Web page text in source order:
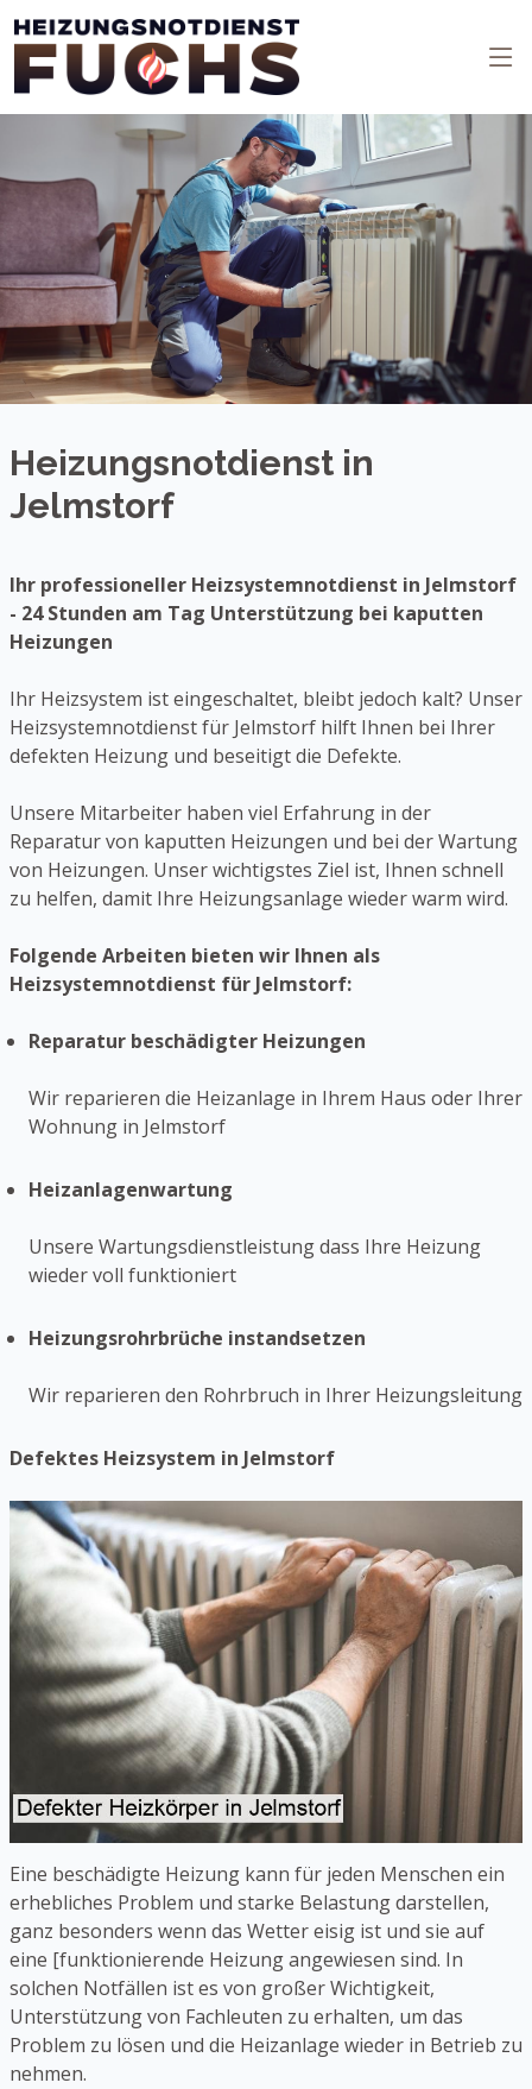
Heizungsnotdienst in
Jelmstorf
Ihr professioneller Heizsystemnotdienst in Jelmstorf
- 24 Stunden am Tag Unterstützung bei kaputten
Heizungen
Ihr Heizsystem ist eingeschaltet, bleibt jedoch kalt? Unser
Heizsystemnotdienst für Jelmstorf hilft Ihnen bei Ihrer
defekten Heizung und beseitigt die Defekte.
Unsere Mitarbeiter haben viel Erfahrung in der
Reparatur von kaputten Heizungen und bei der Wartung
von Heizungen. Unser wichtigstes Ziel ist, Ihnen schnell
zu helfen, damit Ihre Heizungsanlage wieder warm wird.
Folgende Arbeiten bieten wir Ihnen als
Heizsystemnotdienst für Jelmstorf:
Reparatur beschädigter Heizungen
Wir reparieren die Heizanlage in Ihrem Haus oder Ihrer
Wohnung in Jelmstorf
Heizanlagenwartung
Unsere Wartungsdienstleistung dass Ihre Heizung
wieder voll funktioniert
Heizungsrohrbrüche instandsetzen
Wir reparieren den Rohrbruch in Ihrer Heizungsleitung
Defektes Heizsystem in Jelmstorf
Eine beschädigte Heizung kann für jeden Menschen ein
erhebliches Problem und starke Belastung darstellen,
ganz besonders wenn das Wetter eisig ist und sie auf
eine [funktionierende Heizung angewiesen sind. In
solchen Notfällen ist es von großer Wichtigkeit,
Unterstützung von Fachleuten zu erhalten, um das
Problem zu lösen und die Heizanlage wieder in Betrieb zu
nehmen.